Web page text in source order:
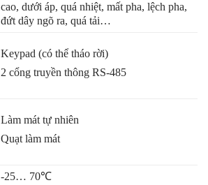
cao, dưới áp, quá nhiệt, mất pha, lệch pha,
đứt dây ngõ ra, quá tải…
Keypad (có thể tháo rời)
2 cổng truyền thông RS-485
Làm mát tự nhiên
Quạt làm mát
-25… 70℃